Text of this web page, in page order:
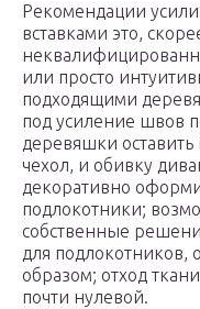
Рекомендации
вставками это,
или просто
подходящими
под усиление швов
деревяшки
чехол, и обивку
декоративно
подлокотники;
собственные
для
образом; отход
почти нулевой.